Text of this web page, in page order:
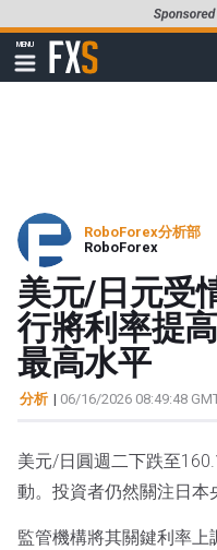
至
要
MENU
顯
示
FXStreet
RoboForex分析部
RoboForex
美元/日元受
行將利率提
最高水平
分析 | 06/16/2026 08:49:48
美元/日圓週二下跌至
動。投資者仍然關注日本
監管機構將其關鍵利率上